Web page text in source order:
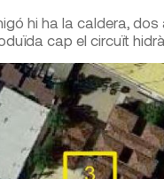
hi ha la caldera,
cap el circuït